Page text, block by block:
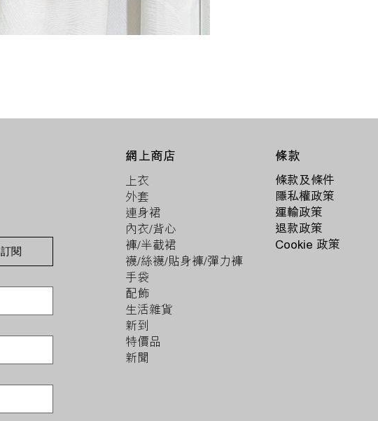
訂閱
上衣
外套
連身裙
內衣/背心
褲/半截裙
襪/絲襪/貼身褲/彈力褲
手袋
配飾
生活雜貨
新到
特價品
新聞
網上商店
條款及條件
隱私權政策
運輸政策
退款政策
Cookie 政策
條款